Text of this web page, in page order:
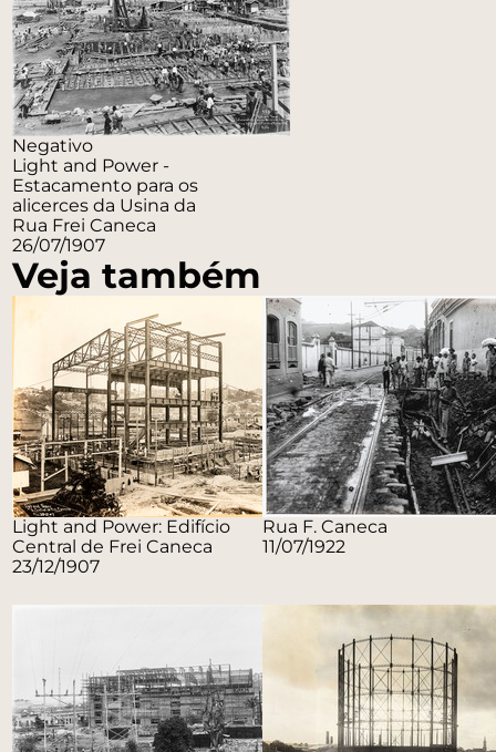
Negativo
Light and Power -
Estacamento para os
alicerces da Usina da
Rua Frei Caneca
26/07/1907
Veja também
Light and Power: Edifício
Central de Frei Caneca
23/12/1907
Rua F. Caneca
11/07/1922